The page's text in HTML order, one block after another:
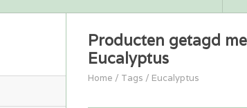
Producten getagd
Eucalyptus
Home / Tags / Eucalyptus